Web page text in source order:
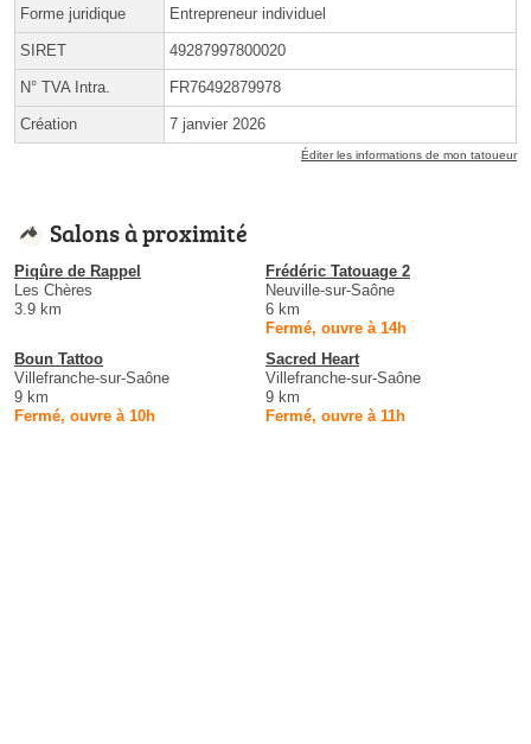
Forme juridique Entrepreneur individuel
SIRET 49287997800020
N° TVA Intra. FR76492879978
Création 7 janvier 2026
Éditer les informations de mon tatoueur
Salons à proximité
Piqûre de Rappel
Les Chères
3.9 km
Frédéric Tatouage 2
Neuville-sur-Saône
6 km
Fermé, ouvre à 14h
Boun Tattoo
Villefranche-sur-Saône
9 km
Fermé, ouvre à 10h
Sacred Heart
Villefranche-sur-Saône
9 km
Fermé, ouvre à 11h